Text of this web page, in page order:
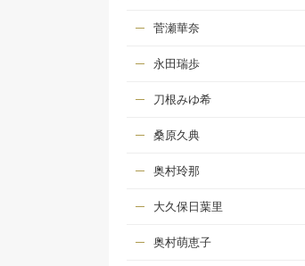
菅瀬華奈
永田瑞歩
刀根みゆ希
桑原久典
奥村玲那
大久保日葉里
奥村萌恵子